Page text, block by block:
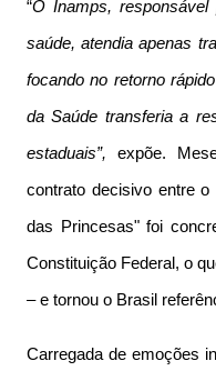
“O Inamps,
saúde, atendia apenas
focando no retorno
da Saúde transferia a
estaduais”, expõe.
contrato decisivo entre
das Princesas" foi
Constituição Federal, o
– e tornou o Brasil
Carregada de emoções